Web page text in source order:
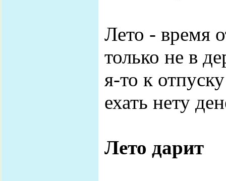
Лето - время
только не в
я-то к
ехать нету
Лето дарит